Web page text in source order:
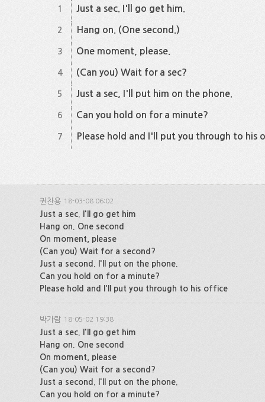
1 Just a sec. I'll go get him.
2 Hang on. (One second.)
3 One moment, please.
4 (Can you) Wait for a sec?
5 Just a sec, I'll put him on the phone.
6 Can you hold on for a minute?
7 Please hold and I'll put you through to his
권찬용 18-03-08 06:02
Just a sec. I'll go get him
Hang on. One second
On moment, please
(Can you) Wait for a second?
Just a second. I'll put on the phone.
Can you hold on for a minute?
Please hold and I'll put you through to his office
박가람 18-05-02 19:38
Just a sec. I'll go get him
Hang on. One second
On moment, please
(Can you) Wait for a second?
Just a second. I'll put on the phone.
Can you hold on for a minute?